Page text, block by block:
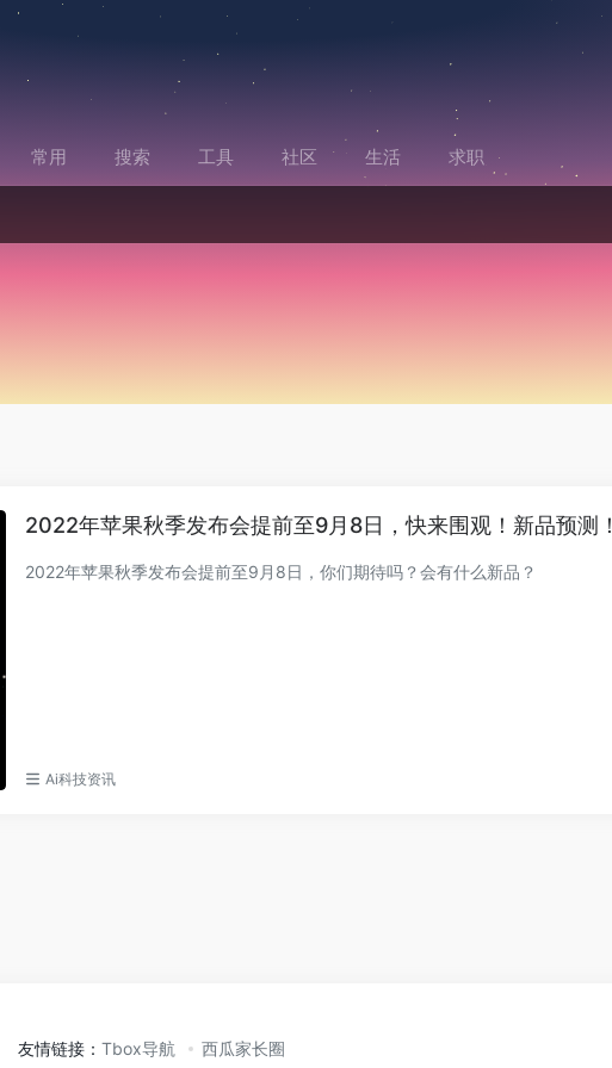
常用 搜索 工具 社区 生活 求职
2022年苹果秋季发布会提前至9月8日，快来围观！新品预测！
2022年苹果秋季发布会提前至9月8日，你们期待吗？会有什么新品？
Ai科技资讯
友情链接：Tbox导航 西瓜家长圈